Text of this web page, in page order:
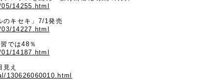
14255.html
のキセキ」7/1発売
14227.html
では48％
14187.html
え